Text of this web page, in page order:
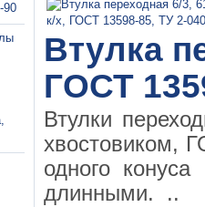
90
Втулка
ГОСТ
Втулки
хвостовиком,
одного
длинными. ..